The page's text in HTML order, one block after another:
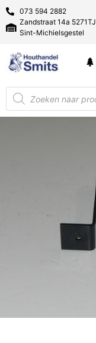
073 594 2882
Zandstraat 14a 5271TJ
Sint-Michielsgestel